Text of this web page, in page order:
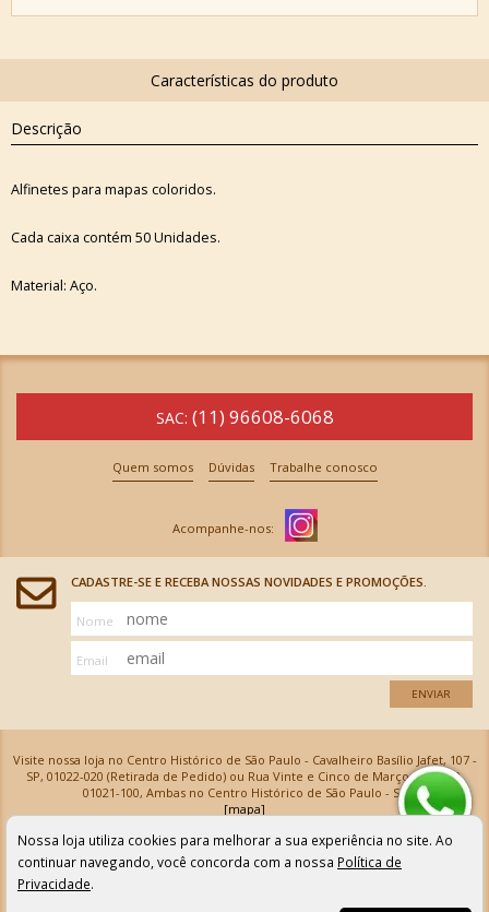
Descrição
Alfinetes para mapas coloridos.
Cada caixa contém 50 Unidades.
Material: Aço.
SAC: (11) 96608-6068
Quem somos Dúvidas Trabalhe conosco
CADASTRE-SE E RECEBA NOSSAS NOVIDADES E PROMOÇÕES.
Nome
Email
ENVIAR
Visite nossa loja no Centro Histórico de São Paulo - Cavalheiro Basílio Jafet, 107 -
SP, 01022-020 (Retirada de Pedido) ou Rua Vinte e Cinco de Março, 576 - SP,
01021-100, Ambas no Centro Histórico de São Paulo - SP
[mapa]
Armarinhos Santa Cecília Ltda | CNPJ: 61.069.639/0001-18
Os preços e as condições de pagamento apresentadas na loja virtual não valem para nossa loja física e
podem sofrer alterações sem aviso prévio. Vendas com cartão de crédito sujeitas a análise e
confirmação de dados.
Nossa loja utiliza cookies para melhorar a sua experiência no site. Ao
continuar navegando, você concorda com a nossa Política de
Privacidade.